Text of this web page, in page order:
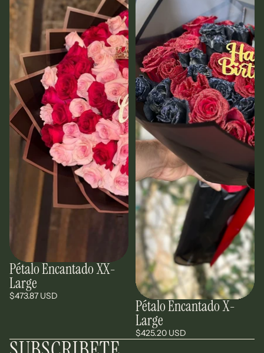
Pétalo Encantado XX-
Large
$473.87 USD
Pétalo Encantado X-
Large
$425.20 USD